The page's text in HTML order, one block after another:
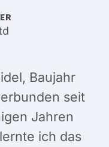
Baujahr
seit
Jahren
ich das